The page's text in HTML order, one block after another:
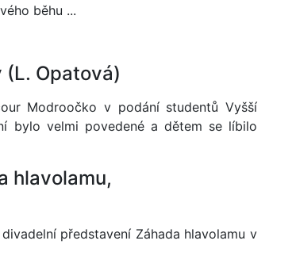
běhu ...
Opatová)
Modroočko v podání studentů Vyšší
bylo velmi povedené a dětem se líbilo
hlavolamu,
představení Záhada hlavolamu v